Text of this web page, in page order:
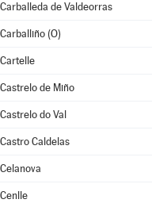
Carballeda de Valdeorras
Carballiño (O)
Cartelle
Castrelo de Miño
Castrelo do Val
Castro Caldelas
Celanova
Cenlle